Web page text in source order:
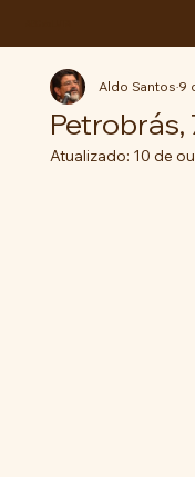
Petrobrás,
Aldo Santos9
Atualizado: 10 de